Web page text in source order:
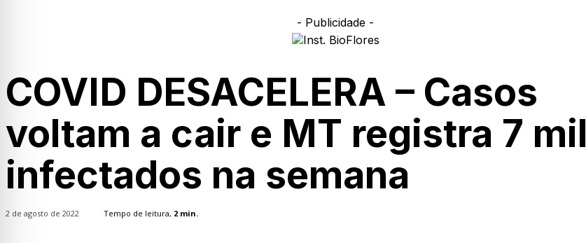
- Publicidade -
COVID DESACELERA – Casos
voltam a cair e MT registra 7 mil
infectados na semana
2 de agosto de 2022 Tempo de leitura, 2 min.